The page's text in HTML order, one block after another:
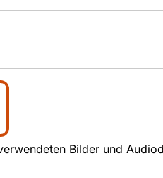
Bilder und